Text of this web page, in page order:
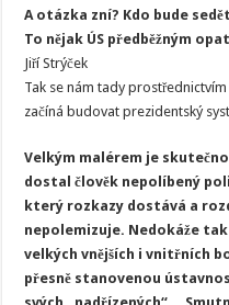
A otázka zní? Kdo bude
To nějak ÚS předběžným
Jiří Strýček
Tak se nám tady prostřednictvím
začíná budovat prezidentský
Velkým malérem je
dostal člověk nepolíbený
který rozkazy dostává a
nepolemizuje. Nedokáže
velkých vnějších i vnitřních
přesně stanovenou